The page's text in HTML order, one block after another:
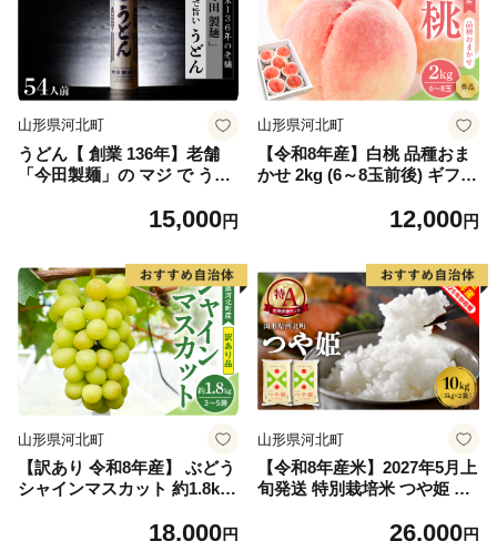
山形県河北町
うどん【 創業 136年】老舗
「今田製麺」の マジ で うど
15,000円
山形県河北町
【令和8年産】白桃 品種おま
かせ 2kg (6～8玉前後) ギフト
【山形eLab】 ka074-026-r8
12,000円
山形県河北町
【訳あり 令和8年産】 ぶどう
シャインマスカット 約1.8kg
形eLab】 ka074-021-r8
18,000円
山形県河北町
【令和8年産米】2027年5月上
旬発送 特別栽培米 つや姫 10
26,000円